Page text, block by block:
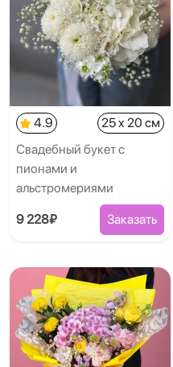
4.9
25 x 20 см
Свадебный букет с
пионами и
альстромериями
9 228₽ Заказать